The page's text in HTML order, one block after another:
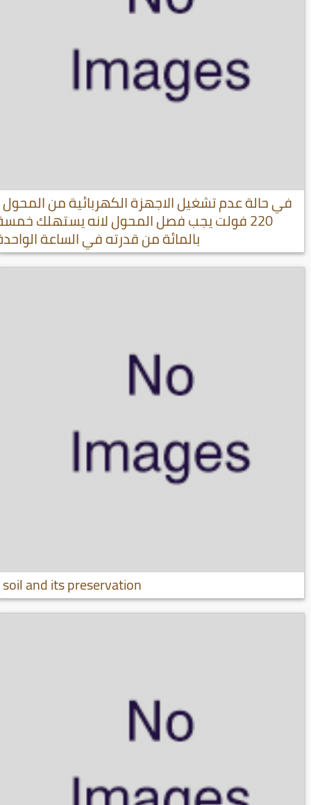
في حالة عدم تشغيل الاجهزة الكهربائية من المحول
220 فولت يجب فصل المحول لانه يستهلك
بالمائة من قدرته في الساعة
soil and its preservation